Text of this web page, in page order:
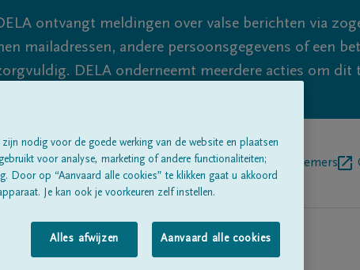
ontvangt meldingen over valse berichten via
mailadressen, andere persoonsgegevens of een
DELA onderneemt meerdere acties om dit
dus blijf waakzaam.
Alle rouwberichten Over onsBegrafenisondernemers
nodig voor de goede werking van de website en plaatsen
voor analyse, marketing of andere functionaliteiten;
Door op “Aanvaard alle cookies” te klikken gaat u akkoord
Je kan ook je voorkeuren zelf instellen.
Alles afwijzen Aanvaard alle cookies